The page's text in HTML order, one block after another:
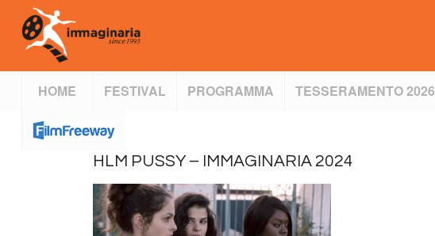
HOME FESTIVAL PROGRAMMA TESSERAMENTO 2026
HLM PUSSY – IMMAGINARIA 2024